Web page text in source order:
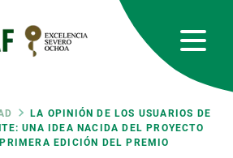
LA OPINIÓN DE LOS USUARIOS DE
UNA IDEA NACIDA DEL PROYECTO
EDICIÓN DEL PREMIO